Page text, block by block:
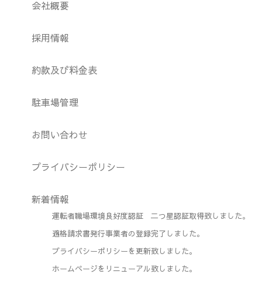
会社概要
採用情報
約款及び料金表
駐車場管理
お問い合わせ
プライバシーポリシー
新着情報
運転者職場環境良好度認証 二つ星認証取得致しました。
適格請求書発行事業者の登録完了しました。
プライバシーポリシーを更新致しました。
ホームページをリニューアル致しました。